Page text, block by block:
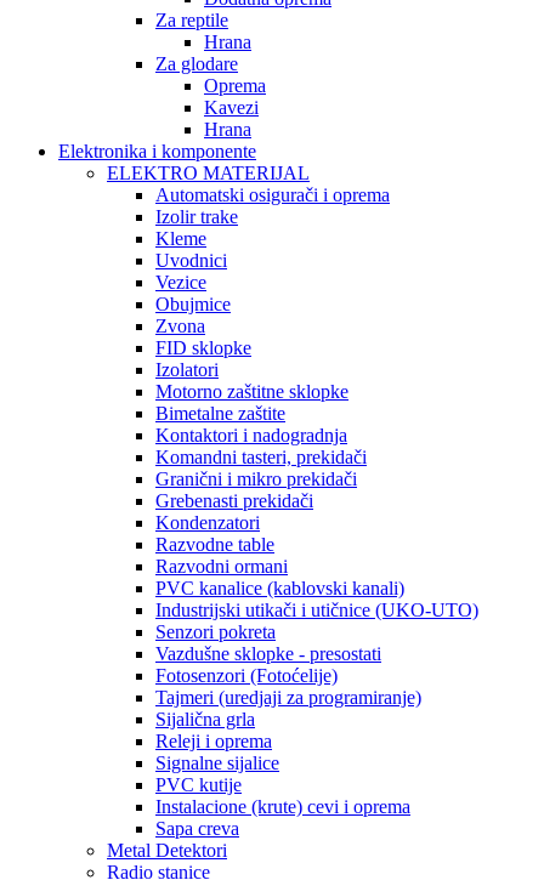
Za reptile
Hrana
Za glodare
Oprema
Kavezi
Hrana
Elektronika i komponente
ELEKTRO MATERIJAL
Automatski osigurači i oprema
Izolir trake
Kleme
Uvodnici
Vezice
Obujmice
Zvona
FID sklopke
Izolatori
Motorno zaštitne sklopke
Bimetalne zaštite
Kontaktori i nadogradnja
Komandni tasteri, prekidači
Granični i mikro prekidači
Grebenasti prekidači
Kondenzatori
Razvodne table
Razvodni ormani
PVC kanalice (kablovski kanali)
Industrijski utikači i utičnice (UKO-UTO)
Senzori pokreta
Vazdušne sklopke - presostati
Fotosenzori (Fotoćelije)
Tajmeri (uredjaji za programiranje)
Sijalična grla
Releji i oprema
Signalne sijalice
PVC kutije
Instalacione (krute) cevi i oprema
Sapa creva
Metal Detektori
Radio stanice